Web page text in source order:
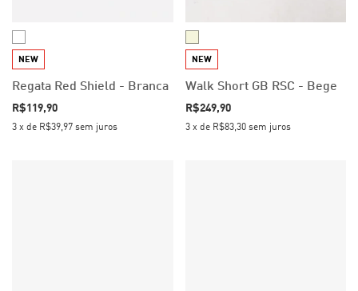
NEW
Regata Red Shield - Branca
R$119,90
3 x de R$39,97 sem juros
NEW
Walk Short GB RSC - Bege
R$249,90
3 x de R$83,30 sem juros